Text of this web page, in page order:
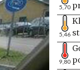
5,70
5,46
9,80